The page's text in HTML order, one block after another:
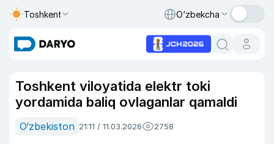
Toshkent O‘zbekcha
Toshkent viloyatida elektr toki
yordamida baliq ovlaganlar qamaldi
O‘zbekiston 21:11 / 11.03.2026 2758